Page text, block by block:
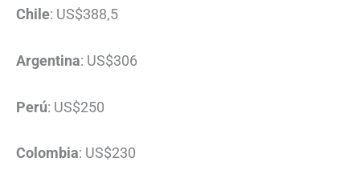
Chile: US$388,5
Argentina: US$306
Perú: US$250
Colombia: US$230